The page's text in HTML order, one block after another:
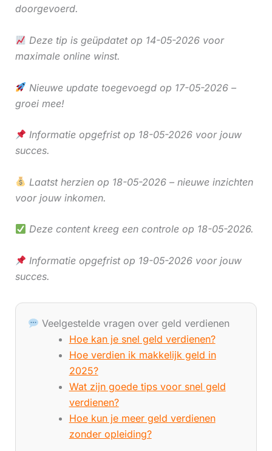
doorgevoerd.
Deze tip is geüpdatet op 14-05-2026 voor
maximale online winst.
Nieuwe update toegevoegd op 17-05-2026 –
groei mee!
Informatie opgefrist op 18-05-2026 voor jouw
succes.
Laatst herzien op 18-05-2026 – nieuwe inzichten
voor jouw inkomen.
Deze content kreeg een controle op 18-05-2026.
Informatie opgefrist op 19-05-2026 voor jouw
succes.
Veelgestelde vragen over geld verdienen
Hoe kan je snel geld verdienen?
Hoe verdien ik makkelijk geld in
2025?
Wat zijn goede tips voor snel geld
verdienen?
Hoe kun je meer geld verdienen
zonder opleiding?